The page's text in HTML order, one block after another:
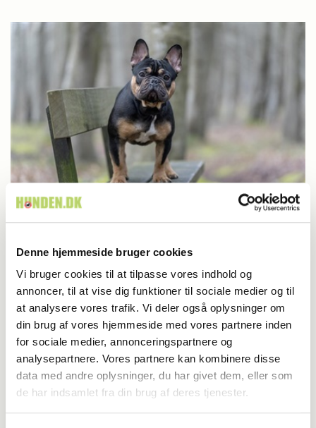
Denne hjemmeside bruger cookies
Vi bruger cookies til at tilpasse vores indhold og
annoncer, til at vise dig funktioner til sociale medier og til
at analysere vores trafik. Vi deler også oplysninger om
din brug af vores hjemmeside med vores partnere inden
for sociale medier, annonceringspartnere og
analysepartnere. Vores partnere kan kombinere disse
data med andre oplysninger, du har givet dem, eller som
de har indsamlet fra din brug af deres tjenester.
Britisk racedebat handler ikke om nyt
forbud